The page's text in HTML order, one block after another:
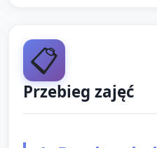
📋
Przebieg zajęć